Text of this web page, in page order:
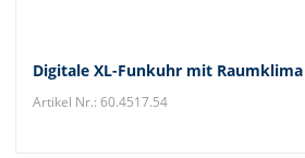
Digitale XL-Funkuhr mit Raumklima
Artikel Nr.: 60.4517.54